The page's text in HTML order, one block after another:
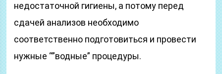
недостаточной гигиены, а потому перед
сдачей анализов необходимо
соответственно подготовиться и провести
нужные “”водные” процедуры.